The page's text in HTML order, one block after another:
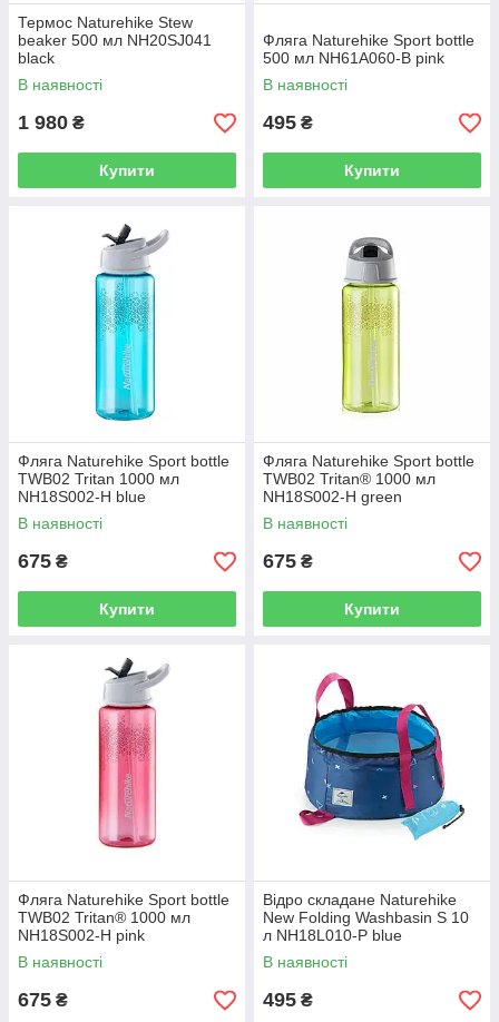
Термос Naturehike Stew
beaker 500 мл NH20SJ041
black
В наявності
1 980 ₴
Купити
Фляга Naturehike Sport bottle
500 мл NH61A060-B pink
В наявності
495 ₴
Купити
Фляга Naturehike Sport bottle
TWB02 Tritan 1000 мл
NH18S002-H blue
В наявності
675 ₴
Купити
Фляга Naturehike Sport bottle
TWB02 Tritan® 1000 мл
NH18S002-H green
В наявності
675 ₴
Купити
Фляга Naturehike Sport bottle
TWB02 Tritan® 1000 мл
NH18S002-H pink
В наявності
675 ₴
Відро складане Naturehike
New Folding Washbasin S 10
л NH18L010-P blue
В наявності
495 ₴